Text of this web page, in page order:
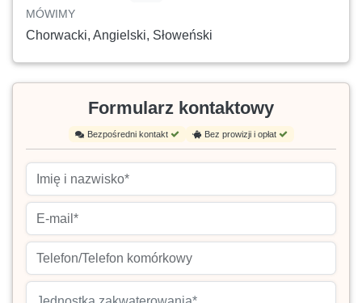
MÓWIMY
Chorwacki, Angielski, Słoweński
Formularz kontaktowy
Bezpośredni kontakt Bez prowizji i opłat